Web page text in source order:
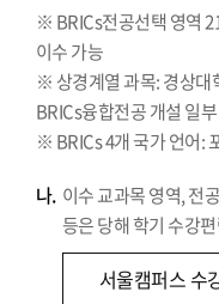
※ BRICs전공선택 영역
이수 가능
※ 상경계열 과목: 경상대
BRICs융합전공 개설 일
※ BRICs 4개 국가 언어:
나. 이수 교과목 영역, 전
등은 당해 학기 수강
서울캠퍼스 수